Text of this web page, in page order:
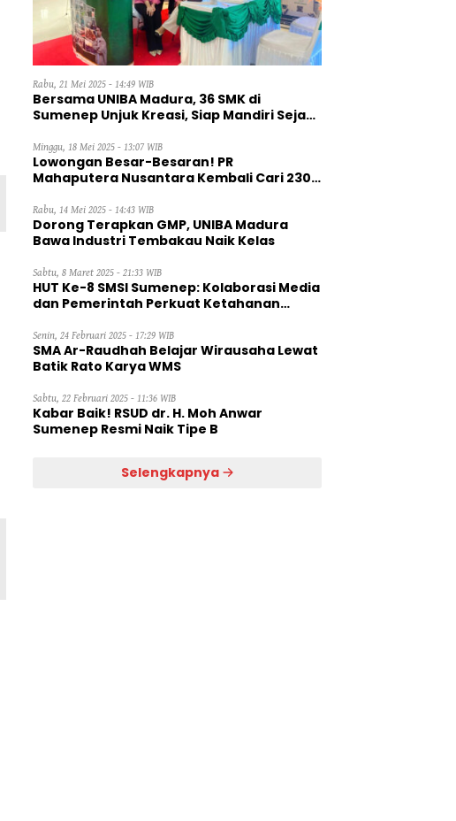
Rabu, 21 Mei 2025 - 14:49 WIB
Bersama UNIBA Madura, 36 SMK di
Sumenep Unjuk Kreasi, Siap Mandiri Sejak
Minggu, 18 Mei 2025 - 13:07 WIB
Lowongan Besar-Besaran! PR
Mahaputera Nusantara Kembali Cari 230
Rabu, 14 Mei 2025 - 14:43 WIB
Dorong Terapkan GMP, UNIBA Madura
Bawa Industri Tembakau Naik Kelas
Sabtu, 8 Maret 2025 - 21:33 WIB
HUT Ke-8 SMSI Sumenep: Kolaborasi Media
dan Pemerintah Perkuat Ketahanan
Senin, 24 Februari 2025 - 17:29 WIB
SMA Ar-Raudhah Belajar Wirausaha Lewat
Batik Rato Karya WMS
Sabtu, 22 Februari 2025 - 11:36 WIB
Kabar Baik! RSUD dr. H. Moh Anwar
Sumenep Resmi Naik Tipe B
Selengkapnya